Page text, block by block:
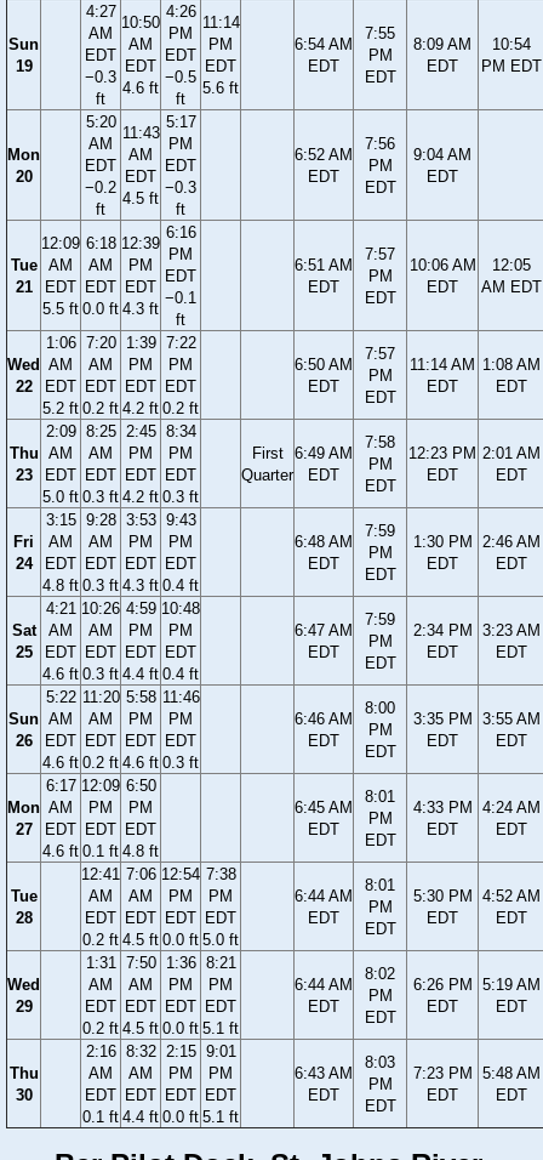
Sun
19
4:27
AM
EDT
−0.3
ft
10:50
AM
EDT
4.6 ft
4:26
PM
EDT
−0.5
ft
11:14
PM
EDT
5.6 ft
6:54 AM
EDT
7:55
PM
EDT
8:09 AM
EDT
10:54
PM EDT
Mon
20
5:20
AM
EDT
−0.2
ft
11:43
AM
EDT
4.5 ft
5:17
PM
EDT
−0.3
ft
6:52 AM
EDT
7:56
PM
EDT
9:04 AM
EDT
Tue
21
12:09
AM
EDT
5.5 ft
6:18
AM
EDT
0.0 ft
12:39
PM
EDT
4.3 ft
6:16
PM
EDT
−0.1
ft
6:51 AM
EDT
7:57
PM
EDT
10:06 AM
EDT
12:05
AM EDT
Wed
22
1:06
AM
EDT
5.2 ft
7:20
AM
EDT
0.2 ft
1:39
PM
EDT
4.2 ft
7:22
PM
EDT
0.2 ft
6:50 AM
EDT
7:57
PM
EDT
11:14 AM
EDT
1:08 AM
EDT
Thu
23
2:09
AM
EDT
5.0 ft
8:25
AM
EDT
0.3 ft
2:45
PM
EDT
4.2 ft
8:34
PM
EDT
0.3 ft
First
Quarter
6:49 AM
EDT
7:58
PM
EDT
12:23 PM
EDT
2:01 AM
EDT
Fri
24
3:15
AM
EDT
4.8 ft
9:28
AM
EDT
0.3 ft
3:53
PM
EDT
4.3 ft
9:43
PM
EDT
0.4 ft
6:48 AM
EDT
7:59
PM
EDT
1:30 PM
EDT
2:46 AM
EDT
Sat
25
4:21
AM
EDT
4.6 ft
10:26
AM
EDT
0.3 ft
4:59
PM
EDT
4.4 ft
10:48
PM
EDT
0.4 ft
6:47 AM
EDT
7:59
PM
EDT
2:34 PM
EDT
3:23 AM
EDT
Sun
26
5:22
AM
EDT
4.6 ft
11:20
AM
EDT
0.2 ft
5:58
PM
EDT
4.6 ft
11:46
PM
EDT
0.3 ft
6:46 AM
EDT
8:00
PM
EDT
3:35 PM
EDT
3:55 AM
EDT
Mon
27
6:17
AM
EDT
4.6 ft
12:09
PM
EDT
0.1 ft
6:50
PM
EDT
4.8 ft
6:45 AM
EDT
8:01
PM
EDT
4:33 PM
EDT
4:24 AM
EDT
Tue
28
12:41
AM
EDT
0.2 ft
7:06
AM
EDT
4.5 ft
12:54
PM
EDT
0.0 ft
7:38
PM
EDT
5.0 ft
6:44 AM
EDT
8:01
PM
EDT
5:30 PM
EDT
4:52 AM
EDT
Wed
29
1:31
AM
EDT
0.2 ft
7:50
AM
EDT
4.5 ft
1:36
PM
EDT
0.0 ft
8:21
PM
EDT
5.1 ft
6:44 AM
EDT
8:02
PM
EDT
6:26 PM
EDT
5:19 AM
EDT
Thu
30
2:16
AM
EDT
0.1 ft
8:32
AM
EDT
4.4 ft
2:15
PM
EDT
0.0 ft
9:01
PM
EDT
5.1 ft
6:43 AM
EDT
8:03
PM
EDT
7:23 PM
EDT
5:48 AM
EDT